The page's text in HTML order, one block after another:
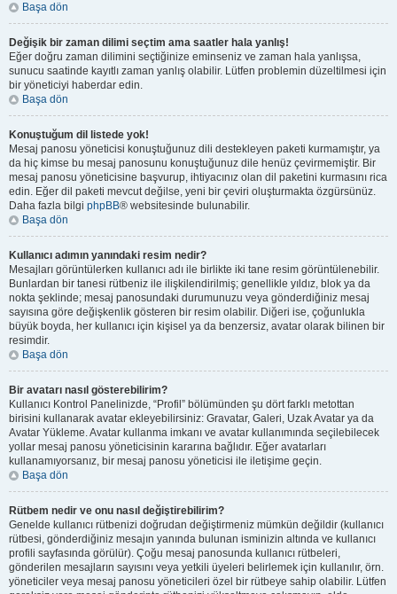
Başa dön
Değişik bir zaman dilimi seçtim ama saatler hala yanlış!
Eğer doğru zaman dilimini seçtiğinize eminseniz ve zaman hala yanlışsa,
sunucu saatinde kayıtlı zaman yanlış olabilir. Lütfen problemin düzeltilmesi için
bir yöneticiyi haberdar edin.
Başa dön
Konuştuğum dil listede yok!
Mesaj panosu yöneticisi konuştuğunuz dili destekleyen paketi kurmamıştır, ya
da hiç kimse bu mesaj panosunu konuştuğunuz dile henüz çevirmemiştir. Bir
mesaj panosu yöneticisine başvurup, ihtiyacınız olan dil paketini kurmasını rica
edin. Eğer dil paketi mevcut değilse, yeni bir çeviri oluşturmakta özgürsünüz.
Daha fazla bilgi phpBB® websitesinde bulunabilir.
Başa dön
Kullanıcı adımın yanındaki resim nedir?
Mesajları görüntülerken kullanıcı adı ile birlikte iki tane resim görüntülenebilir.
Bunlardan bir tanesi rütbeniz ile ilişkilendirilmiş; genellikle yıldız, blok ya da
nokta şeklinde; mesaj panosundaki durumunuzu veya gönderdiğiniz mesaj
sayısına göre değişkenlik gösteren bir resim olabilir. Diğeri ise, çoğunlukla
büyük boyda, her kullanıcı için kişisel ya da benzersiz, avatar olarak bilinen bir
resimdir.
Başa dön
Bir avatarı nasıl gösterebilirim?
Kullanıcı Kontrol Panelinizde, “Profil” bölümünden şu dört farklı metottan
birisini kullanarak avatar ekleyebilirsiniz: Gravatar, Galeri, Uzak Avatar ya da
Avatar Yükleme. Avatar kullanma imkanı ve avatar kullanımında seçilebilecek
yollar mesaj panosu yöneticisinin kararına bağlıdır. Eğer avatarları
kullanamıyorsanız, bir mesaj panosu yöneticisi ile iletişime geçin.
Başa dön
Rütbem nedir ve onu nasıl değiştirebilirim?
Genelde kullanıcı rütbenizi doğrudan değiştirmeniz mümkün değildir (kullanıcı
rütbesi, gönderdiğiniz mesajın yanında bulunan isminizin altında ve kullanıcı
profili sayfasında görülür). Çoğu mesaj panosunda kullanıcı rütbeleri,
gönderilen mesajların sayısını veya yetkili üyeleri belirlemek için kullanılır, örn.
yöneticiler veya mesaj panosu yöneticileri özel bir rütbeye sahip olabilir. Lütfen